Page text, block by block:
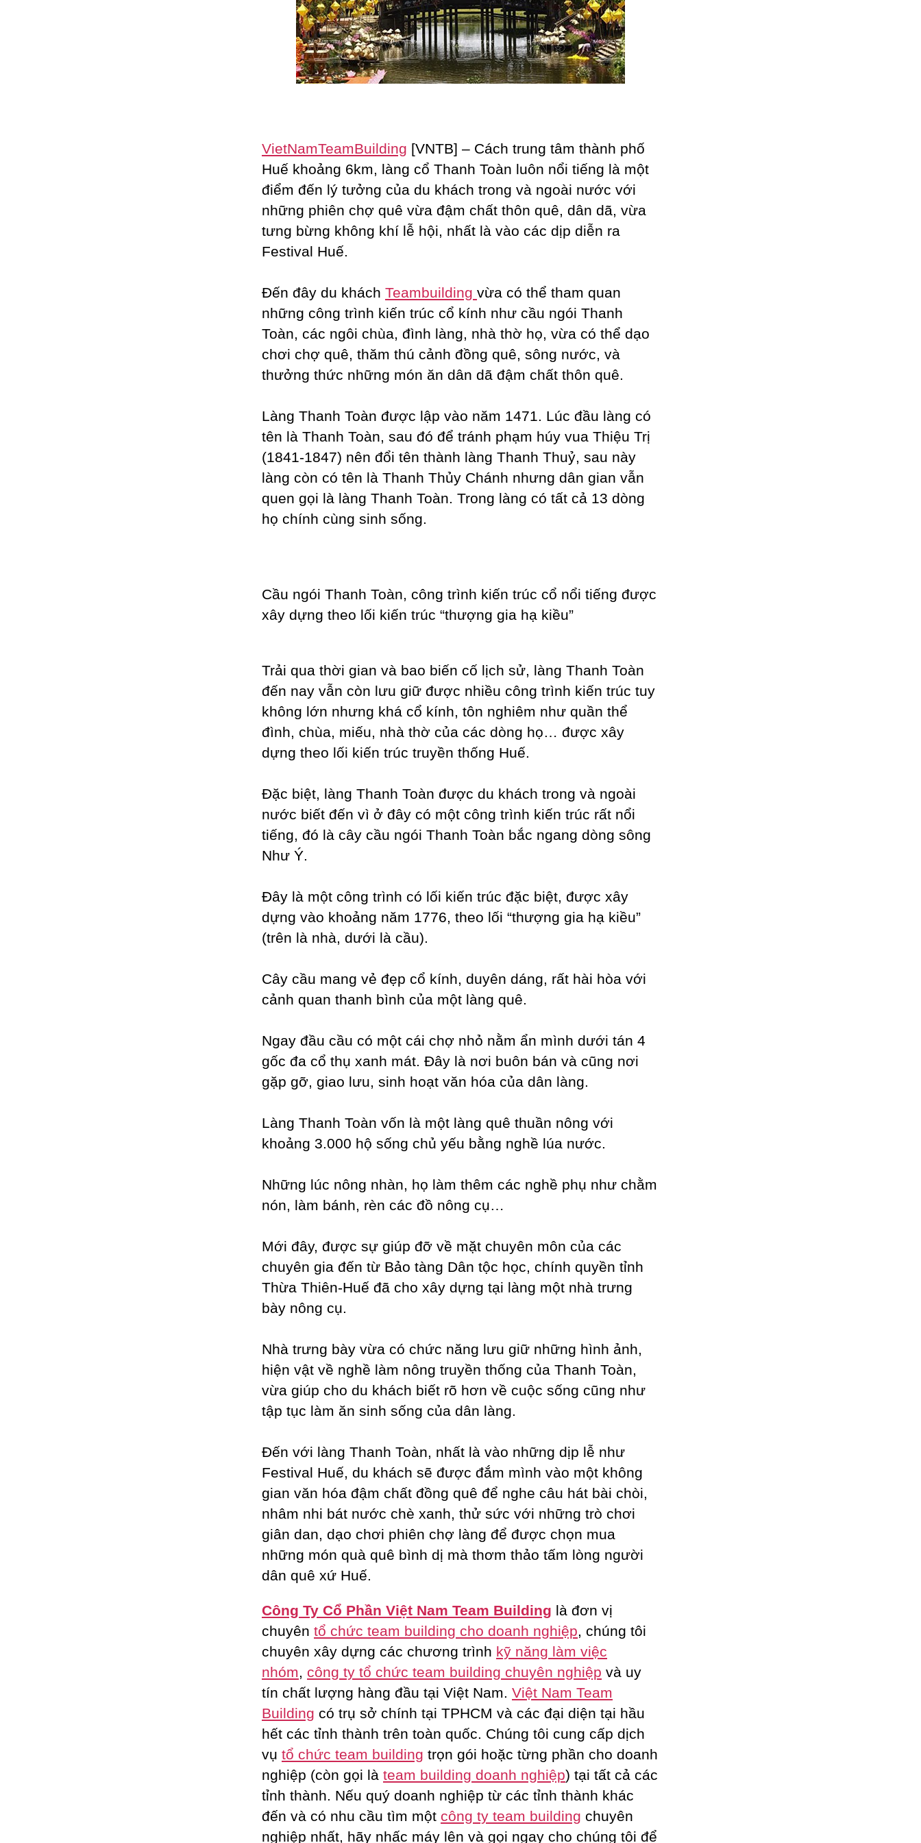
Toàn
VietNamTeamBuilding [VNTB] – Cách trung tâm thành phố
Huế khoảng 6km, làng cổ Thanh Toàn luôn nổi tiếng là một
điểm đến lý tưởng của du khách trong và ngoài nước với
những phiên chợ quê vừa đậm chất thôn quê, dân dã, vừa
tưng bừng không khí lễ hội, nhất là vào các dịp diễn ra
Festival Huế.
Đến đây du khách Teambuilding vừa có thể tham quan
những công trình kiến trúc cổ kính như cầu ngói Thanh
Toàn, các ngôi chùa, đình làng, nhà thờ họ, vừa có thể dạo
chơi chợ quê, thăm thú cảnh đồng quê, sông nước, và
thưởng thức những món ăn dân dã đậm chất thôn quê.
Làng Thanh Toàn được lập vào năm 1471. Lúc đầu làng có
tên là Thanh Toàn, sau đó để tránh phạm h​úy vua Thiệu Trị
(1841​-1847) nên đổi tên thành làng Thanh Thuỷ, sau này
làng còn có tên là Thanh Thủy Chánh nhưng dân gian vẫn
quen gọi là làng Thanh Toàn. Trong làng có tất cả 13 dòng
họ chính cùng sinh sống.
Cầu ngói Thanh Toàn, công trình kiến trúc cổ nổi tiếng được
xây dựng theo lối kiến trúc “thượng gia hạ kiều”
Trải qua thời gian và bao biến cố lịch sử, làng Thanh Toàn
đến nay vẫn còn lưu giữ được nhiều công trình kiến trúc tuy
không lớn nhưng khá cổ kính, tôn nghiêm như quần thể
đình, chùa, miếu, nhà thờ của các dòng họ… được xây
dựng theo lối kiến trúc truyền thống Huế.
Đặc biệt, làng Thanh Toàn được du khách trong và ngoài
nước biết đến vì ở đây có một công trình kiến trúc rất nổi
tiếng, đó là cây cầu ngói Thanh Toàn bắc ngang dòng sông
Như Ý.
Đây là một công trình có lối kiến trúc đặc biệt, được xây
dựng vào khoảng năm 1776, theo lối “thượng gia hạ kiều”
(trên là nhà, dưới là cầu).
Cây cầu mang vẻ đẹp cổ kính, duyên dáng, rất hài hòa với
cảnh quan thanh bình của một làng quê.
Ngay đầu cầu có một cái chợ nhỏ nằm ẩn mình dưới tán 4
gốc đa cổ thụ xanh mát. Đây là nơi buôn bán và cũng nơi
gặp gỡ, giao lưu, sinh hoạt văn hóa của dân làng.
Làng Thanh Toàn vốn là một làng quê thuần nông với
khoảng 3.000 hộ sống chủ yếu bằng nghề lúa nước.
Những lúc nông nhàn, họ làm thêm các nghề phụ như chằm
nón, làm bánh, rèn các đồ nông cụ…
Mới đây, được sự giúp đỡ về mặt chuyên môn của các
chuyên gia đến từ Bảo tàng Dân tộc học, chính quyền tỉnh
Thừa Thiên​-Huế đã cho xây dựng tại làng một nhà trưng
bày nông cụ.
Nhà trưng bày vừa có chức năng lưu giữ những hình ảnh,
hiện vật về nghề làm nông truyền thống của Thanh Toàn,
vừa giúp cho du khách biết rõ hơn về cuộc sống cũng như
tập tục làm ăn sinh sống của dân làng.
Đến với làng Thanh Toàn, nhất là vào những dịp lễ như
Festival Huế, du khách sẽ được đắm mình vào một không
gian văn hóa đậm chất đồng quê để nghe câu hát bài chòi,
nhâm nhi bát nước chè xanh, thử sức với những trò chơi
giân dan, dạo chơi phiên chợ làng để được chọn mua
những món quà quê bình dị mà thơm thảo tấm lòng người
dân quê xứ Huế.
Công Ty Cổ Phần Việt Nam Team Building là đơn vị
chuyên tổ chức team building cho doanh nghiệp , chúng tôi
chuyên xây dựng các chương trình kỹ năng làm việc
nhóm
công ty tổ chức team building chuyên nghiệp và uy
tín chất lượng hàng đầu tại Việt Nam. Việt Nam Team
Building có trụ sở chính tại TPHCM và các đại diện tại hầu
hết các tỉnh thành trên toàn quốc. Chúng tôi cung cấp dịch
vụ tổ chức team building trọn gói hoặc từng phần cho doanh
nghiệp (còn gọi là team building doanh nghiệp) tại tất cả các
tỉnh thành. Nếu quý doanh nghiệp từ các tỉnh thành khác
đến và có nhu cầu tìm một công ty team building chuyên
nghiệp nhất, hãy nhấc máy lên và gọi ngay cho chúng tôi để